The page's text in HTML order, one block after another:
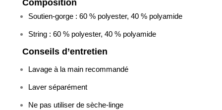
Composition
Soutien-gorge : 60 % polyester, 40 % polyamide
String : 60 % polyester, 40 % polyamide
Conseils d’entretien
Lavage à la main recommandé
Laver séparément
Ne pas utiliser de sèche-linge